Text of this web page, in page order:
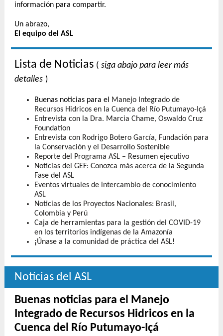
información para compartir.
Un abrazo,
El equipo del ASL
Lista de Noticias ( siga abajo para leer más
detalles )
Buenas noticias para el
Manejo Integrado de
Recursos Hidricos en la Cuenca del Río Putumayo-Içá
Entrevista con la Dra. Marcia Chame, Oswaldo Cruz
Foundation
Entrevista con Rodrigo Botero García, Fundación para
la Conservación y el Desarrollo Sostenible
Reporte del Programa ASL – Resumen ejecutivo
Noticias del GEF: Conozca más acerca de la Segunda
Fase del ASL
Eventos virtuales de intercambio de conocimiento
ASL
Noticias de los Proyectos Nacionales: Brasil,
Colombia y Perú
Caja de herramientas para la gestión del COVID-19
en los territorios indígenas de la Amazonía
¡Únase a la comunidad de práctica del ASL!
Notícias del ASL
Buenas noticias para el Manejo
Integrado de Recursos Hidricos en la
Cuenca del Río Putumayo-Içá